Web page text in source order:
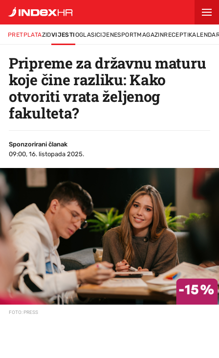
PRETPLATAZIDVIJESTIOGLASICIJENESPORTMAGAZINRECEPTI
Pripreme za državnu maturu
koje čine razliku: Kako
otvoriti vrata željenog
fakulteta?
Sponzorirani članak
09:00, 16. listopada 2025.
FOTO: PRESS